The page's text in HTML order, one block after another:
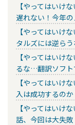
【やってはいけ
遅れない！今年の
【やってはいけ
タルズには逆らう
【やってはいけ
るな…翻訳ソフト
【やってはいけ
入は成功するのか
【やってはいけ
話、今回は大失敗